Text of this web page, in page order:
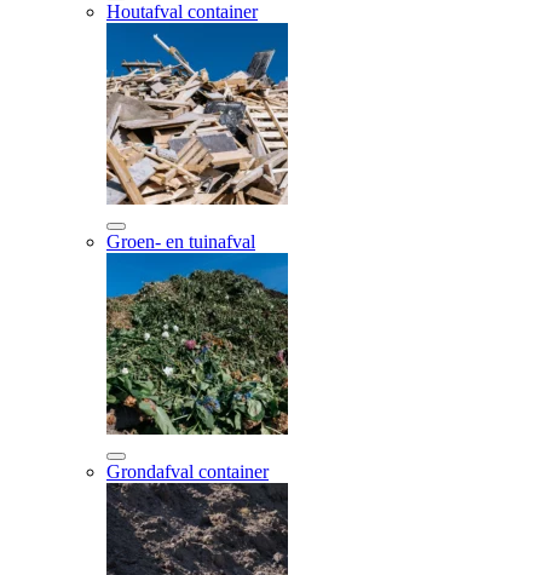
Houtafval container
Groen- en tuinafval
Grondafval container